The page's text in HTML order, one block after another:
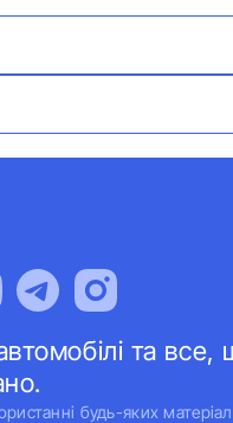
та все,
будь-яких